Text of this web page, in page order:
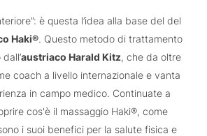
è questa l’idea alla base del del
Haki®. Questo metodo di trattamento
austriaco Harald Kitz, che da oltre
coach a livello internazionale e vanta
in campo medico. Continuate a
cos'è il massaggio Haki®, come
i suoi benefici per la salute fisica e